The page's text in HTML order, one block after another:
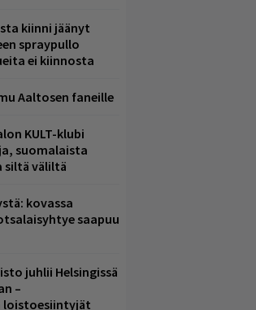
kiinni jäänyt
spraypullo
ei kiinnosta
Aaltosen faneille
KULT-klubi
suomalaista
siltä väliltä
kovassa
saapuu
juhlii Helsingissä
–
loistoesiintyjät